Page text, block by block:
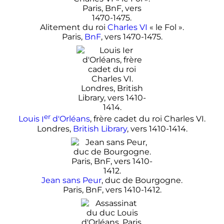
Alitement du roi Charles VI « le Fol ».
Paris, BnF, vers 1470-1475.
Louis Ier d'Orléans, frère cadet du roi Charles VI.
Londres, British Library, vers 1410-1414.
Jean sans Peur, duc de Bourgogne.
Paris, BnF, vers 1410-1412.